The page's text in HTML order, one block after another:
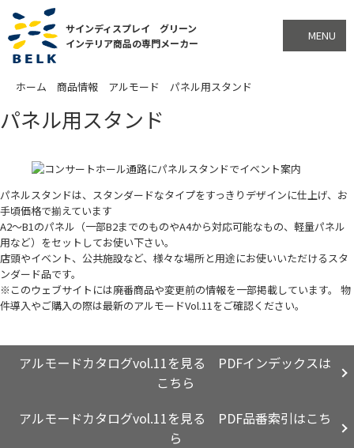
サインディスプレイ グリーン
インテリア商品の専門メーカー
MENU
ホーム 商品情報 アルモード パネル用スタンド
パネル用スタンド
パネルスタンドは、スタンダードなタイプをすっきりデザインに仕上げ、お
手頃価格で揃えています
A2～B1のパネル（一部B2までのものやA4から対応可能なもの、軽量パネル
用など）をセットしてお使い下さい。
店頭やイベント、公共施設など、様々な場所と用途にお使いいただけるスタ
ンダード品です。
※このウェブサイトには廃番商品や変更前の情報を一部掲載しています。 物
件導入やご購入の際は最新のアルモードVol.11をご確認ください。
アルモードカタログvol.11を見る PDFインデックスは
こちら
アルモードカタログvol.11を見る PDF品番索引はこち
ら